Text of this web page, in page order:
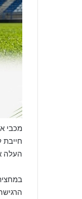
מכבי
חייבת
העלה